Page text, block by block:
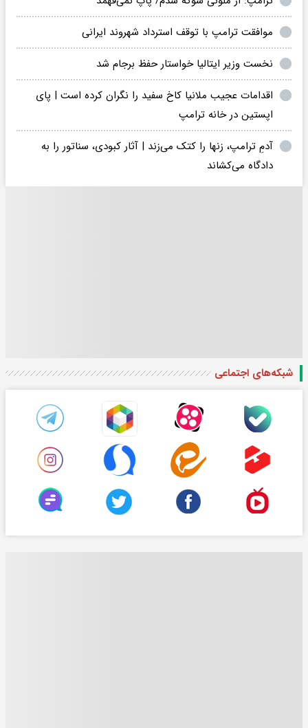
موافقت ترامپ با توقف استرداد شهروند ایرانی
نخست وزیر ایتالیا خواستار حفظ برجام شد
اقدامات عجیب ملانیا کاخ سفید را نگران کرده است | پای
اپستین در خانه ترامپ
آدمِ ترامپ، زنها را کتک می‌زند | آثار کبودی، سناتور را به
دادگاه می‌کشاند
شبکه‌های اجتماعی